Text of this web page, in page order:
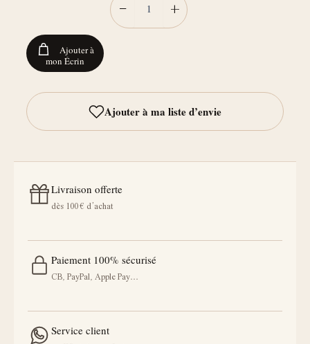
− +
Ajouter à
mon Écrin
Livraison offerte
dès 100 € d’achat
Paiement 100% sécurisé
CB, PayPal, Apple Pay…
Service client